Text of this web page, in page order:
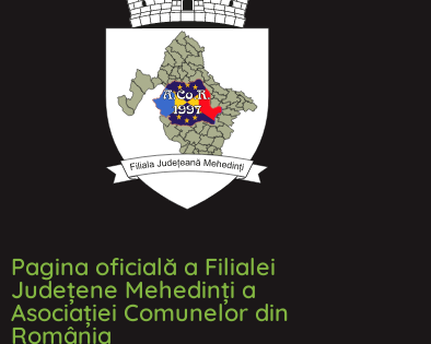
Pagina oficială a Filialei
Județene Mehedinți a
Asociației Comunelor din
România